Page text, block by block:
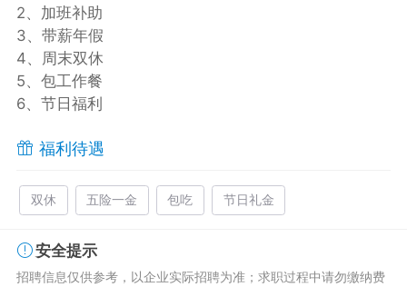
2、加班补助
3、带薪年假
4、周末双休
5、包工作餐
6、节日福利
福利待遇
双休 五险一金 包吃 节日礼金
安全提示
招聘信息仅供参考，以企业实际招聘为准；求职过程中请勿缴纳费